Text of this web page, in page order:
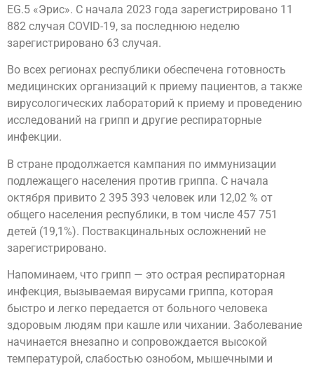
EG.5 «Эрис». С начала 2023 года зарегистрировано 11
882 случая COVID-19, за последнюю неделю
зарегистрировано 63 случая.
Во всех регионах республики обеспечена готовность
медицинских организаций к приему пациентов, а также
вирусологических лабораторий к приему и проведению
исследований на грипп и другие респираторные
инфекции.
В стране продолжается кампания по иммунизации
подлежащего населения против гриппа. С начала
октября привито 2 395 393 человек или 12,02 % от
общего населения республики, в том числе 457 751
детей (19,1%). Поствакцинальных осложнений не
зарегистрировано.
Напоминаем, что грипп — это острая респираторная
инфекция, вызываемая вирусами гриппа, которая
быстро и легко передается от больного человека
здоровым людям при кашле или чихании. Заболевание
начинается внезапно и сопровождается высокой
температурой, слабостью ознобом, мышечными и